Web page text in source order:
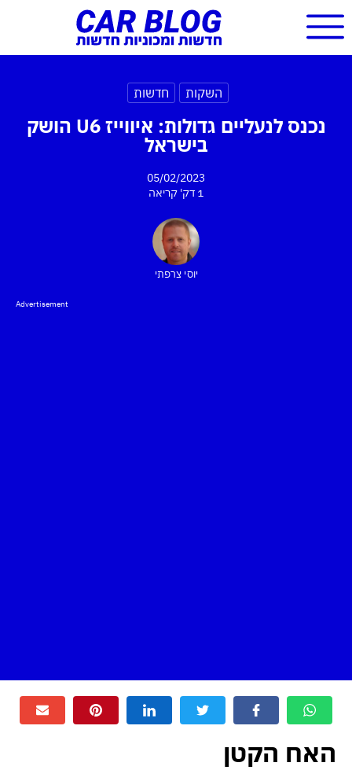
השקות חדשות
נכנס לנעליים גדולות: איווייז U6 הושק
בישראל
05/02/2023
1 דק'
קריאה
יוסי צרפתי
Advertisement
האח הקטן